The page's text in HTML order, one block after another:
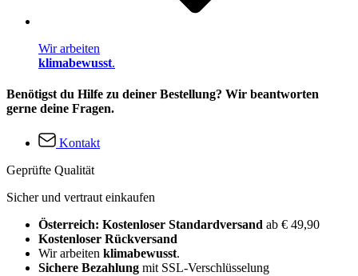
Wir arbeiten
klimabewusst.
Benötigst du Hilfe zu deiner Bestellung? Wir beantworten
gerne deine Fragen.
Kontakt
Geprüfte Qualität
Sicher und vertraut einkaufen
Österreich: Kostenloser Standardversand ab € 49,90
Kostenloser Rückversand
Wir arbeiten klimabewusst.
Sichere Bezahlung mit SSL-Verschlüsselung